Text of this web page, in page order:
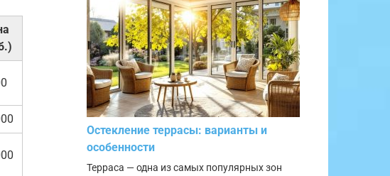
Остекление террасы: варианты и
особенности
Терраса — одна из самых популярных зон